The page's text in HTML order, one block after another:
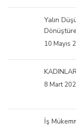
Yalın
10 Mayıs
8 Mart
İş